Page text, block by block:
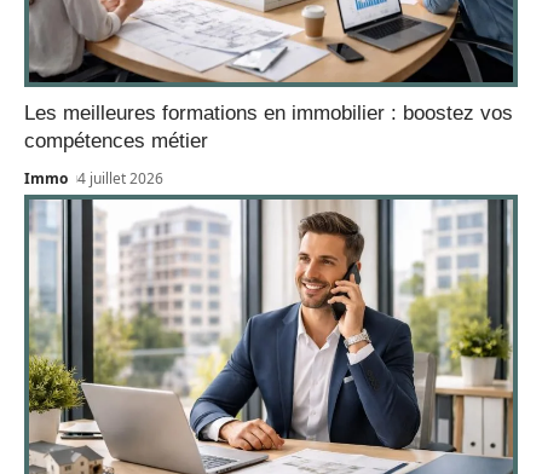
Les meilleures formations en immobilier : boostez vos
compétences métier
Immo 4 juillet 2026